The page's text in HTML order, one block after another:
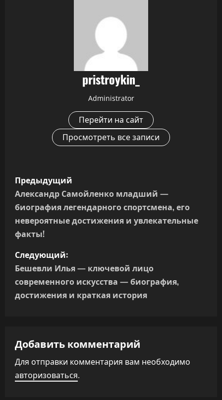
pristroykin_
Administrator
Перейти на сайт
Просмотреть все записи
Н
а
в
и
г
а
ц
я
п
о
Предыдущий
Александр Самойленко младший —
биография легендарного спортсмена, его
невероятные достижения и увлекательные
факты!
Следующий:
Бешевли Илья — ключевой лицо
современного искусства — биография,
достижения и краткая история
Добавить комментарий
Для отправки комментария вам необходимо
авторизоваться.